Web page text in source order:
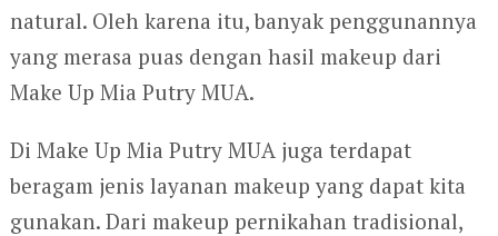
natural. Oleh karena itu, banyak penggunannya
yang merasa puas dengan hasil makeup dari
Make Up Mia Putry MUA.
Di Make Up Mia Putry MUA juga terdapat
beragam jenis layanan makeup yang dapat kita
gunakan. Dari makeup pernikahan tradisional,